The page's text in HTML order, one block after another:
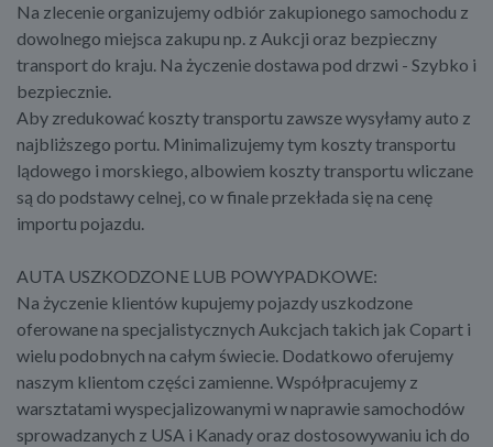
Na zlecenie organizujemy odbiór zakupionego samochodu z
dowolnego miejsca zakupu np. z Aukcji oraz bezpieczny
transport do kraju. Na życzenie dostawa pod drzwi - Szybko i
bezpiecznie.
Aby zredukować koszty transportu zawsze wysyłamy auto z
najbliższego portu. Minimalizujemy tym koszty transportu
lądowego i morskiego, albowiem koszty transportu wliczane
są do podstawy celnej, co w finale przekłada się na cenę
importu pojazdu.
AUTA USZKODZONE LUB POWYPADKOWE:
Na życzenie klientów kupujemy pojazdy uszkodzone
oferowane na specjalistycznych Aukcjach takich jak Copart i
wielu podobnych na całym świecie. Dodatkowo oferujemy
naszym klientom części zamienne. Współpracujemy z
warsztatami wyspecjalizowanymi w naprawie samochodów
sprowadzanych z USA i Kanady oraz dostosowywaniu ich do